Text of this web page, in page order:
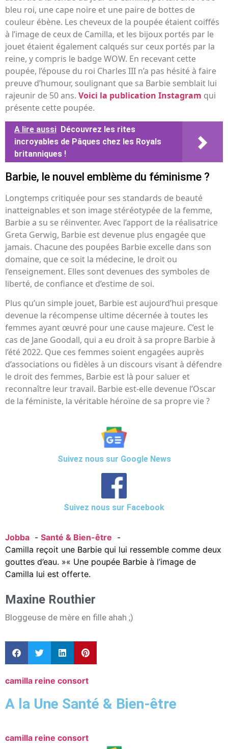
bleu roi, une cape noire et une paire de bottes de
couleur ébène. Les cheveux de la poupée étaient coiffés
à l’image de ceux de Camilla, et les bijoux portés par le
jouet étaient également calqués sur ceux portés par la
reine, y compris le badge WOW. En recevant cette
poupée, l’épouse du roi Charles III n’a pas hésité à faire
preuve d’humour, soulignant que sa Barbie semblait lui
rajeunir de 50 ans. Voici la publication Instagram qui
présente cette poupée.
A lire aussi Découvrez les rites
incroyables de Pâques chez les Royals
britanniques !
Barbie, le nouvel emblème du féminisme ?
Longtemps critiquée pour ses standards de beauté
inatteignables et son image stéréotypée de la femme,
Barbie a su se réinventer. Avec l’apport de la réalisatrice
Greta Gerwig, Barbie est devenue plus engagée que
jamais. Chacune des poupées Barbie excelle dans son
domaine, que ce soit la médecine, le droit ou
l’enseignement. Elles sont devenues des symboles de
liberté, de confiance et d’estime de soi.
Plus qu’un simple jouet, Barbie est aujourd’hui presque
devenue la récompense ultime décernée à toutes les
femmes ayant œuvré pour une cause majeure. C’est le
cas de Jane Goodall, qui a eu droit à sa propre Barbie à
l’été 2022. Que ces femmes soient engagées auprès
d’associations ou fidèles à un discours visant à défendre
le droit des femmes, Barbie est là pour saluer et
reconnaître leur travail. Barbie est-elle devenue l’Oscar
de la féministe, la véritable héroïne de sa propre vie ?
Suivez nous sur Google News
Suivez nous sur Facebook
Jobba
Santé & Bien-être
Camilla reçoit une Barbie qui lui ressemble comme deux
gouttes d’eau. »« Une poupée Barbie à l’image de
Camilla lui est offerte.
Maxine Routhier
Bloggeuse de mère en fille ahah ;)
camilla reine consort
A la Une Santé & Bien-être
camilla reine consort